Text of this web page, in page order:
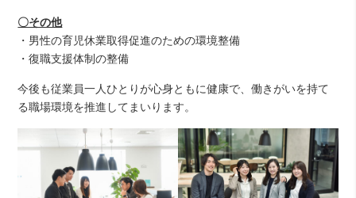
〇その他
・男性の育児休業取得促進のための環境整備
・復職支援体制の整備
今後も従業員一人ひとりが心身ともに健康で、働きがいを持て
る職場環境を推進してまいります。